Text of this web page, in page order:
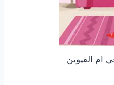
ام القيوين